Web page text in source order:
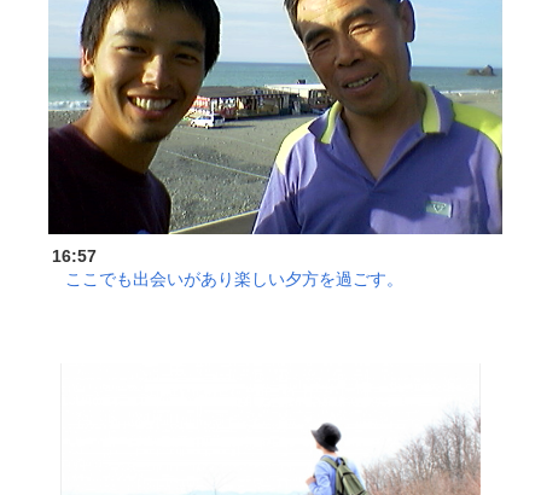
16:57
ここでも出会いがあり楽しい夕方を過ごす。